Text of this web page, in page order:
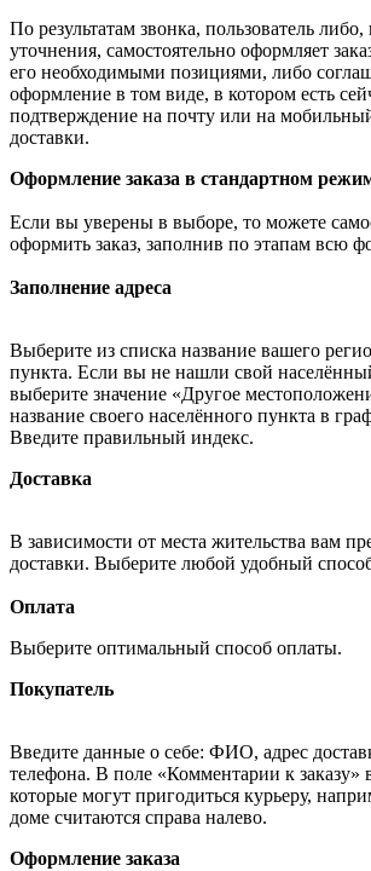
По результатам звонка, пользователь
уточнения, самостоятельно оформляет
его необходимыми позициями, либо
оформление в том виде, в котором есть
подтверждение на почту или на
доставки.
Оформление заказа в стандартном
Если вы уверены в выборе, то можете
оформить заказ, заполнив по этапам всю
Заполнение адреса
Выберите из списка название вашего
пункта. Если вы не нашли свой
выберите значение «Другое
название своего населённого пункта в
Введите правильный индекс.
Доставка
В зависимости от места жительства вам
доставки. Выберите любой удобный
Оплата
Выберите оптимальный способ оплаты.
Покупатель
Введите данные о себе: ФИО, адрес
телефона. В поле «Комментарии к заказу»
которые могут пригодиться курьеру,
доме считаются справа налево.
Оформление заказа